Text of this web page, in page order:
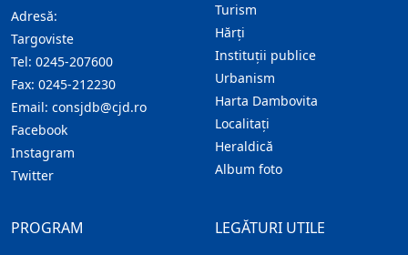
Adresă:
Targoviste
Tel: 0245-207600
Fax: 0245-212230
Email: consjdb@cjd.ro
Facebook
Instagram
Twitter
Turism
Hărţi
Instituţii publice
Urbanism
Harta Dambovita
Localitaţi
Heraldică
Album foto
LEGĂTURI UTILE
PROGRAM